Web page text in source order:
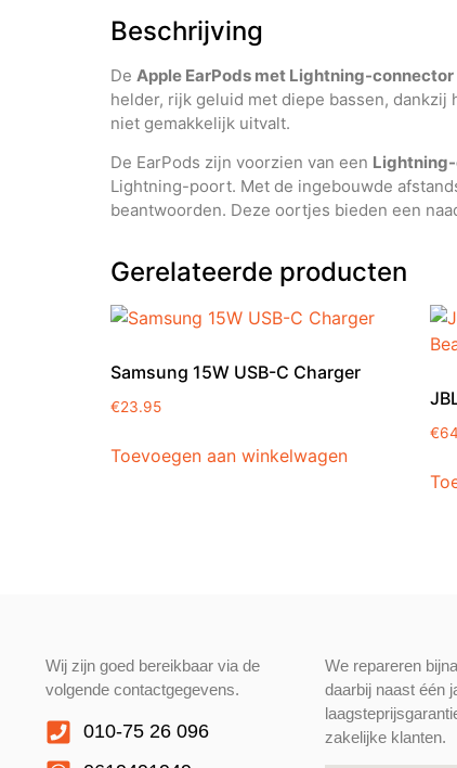
Beschrijving
De Apple EarPods met Lightning-connector
helder, rijk geluid met diepe bassen,
niet gemakkelijk uitvalt.
De EarPods zijn voorzien van een
Lightning-poort. Met de ingebouwde
beantwoorden. Deze oortjes bieden een
Gerelateerde producten
Samsung 15W USB-C Charger
€23.95
Toevoegen aan winkelwagen
€
Wij zijn goed bereikbaar via de
volgende contactgegevens.
010-75 26 096
We repareren
daarbij naast één
zakelijke klanten.